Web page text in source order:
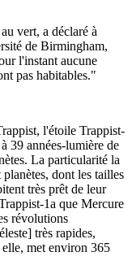
vert, a déclaré à
de Birmingham,
l'instant aucune
pas habitables."
l'étoile Trappist-
39 années-lumière de
La particularité la
planètes, dont les tailles
très prêt de leur
1a que Mercure
révolutions
très rapides,
met environ 365